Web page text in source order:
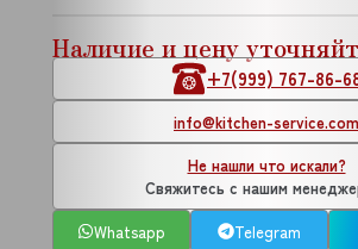
Наличие и цену
+7(999) 767-86-
info@kitchen-service.com
Не нашли что искали?
Свяжитесь с нашим
Whatsapp
Telegram